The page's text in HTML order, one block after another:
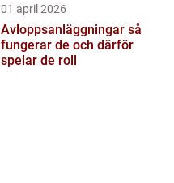
01 april 2026
Avloppsanläggningar så
fungerar de och därför
spelar de roll